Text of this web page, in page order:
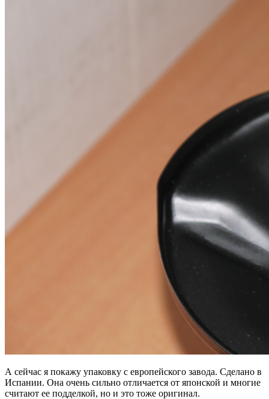
А сейчас я покажу упаковку с европейского завода. Сделано в
Испании. Она очень сильно отличается от японской и многие
считают ее подделкой, но и это тоже оригинал.